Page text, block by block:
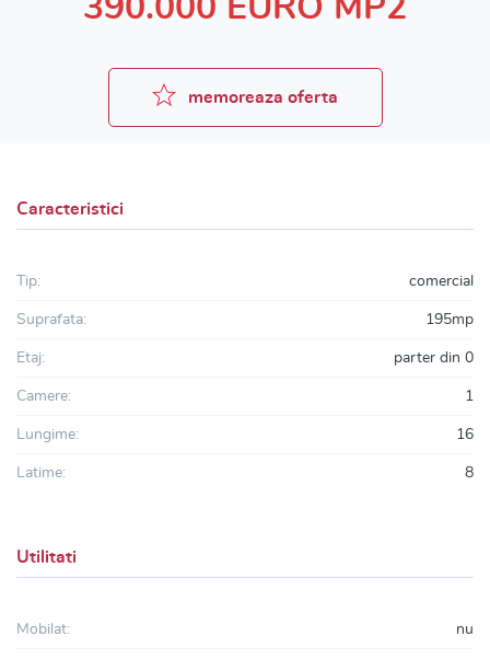
390.000 EURO MP2
memoreaza oferta
Caracteristici
Tip: comercial
Suprafata: 195mp
Etaj: parter din 0
Camere: 1
Lungime: 16
Latime: 8
Utilitati
Mobilat: nu